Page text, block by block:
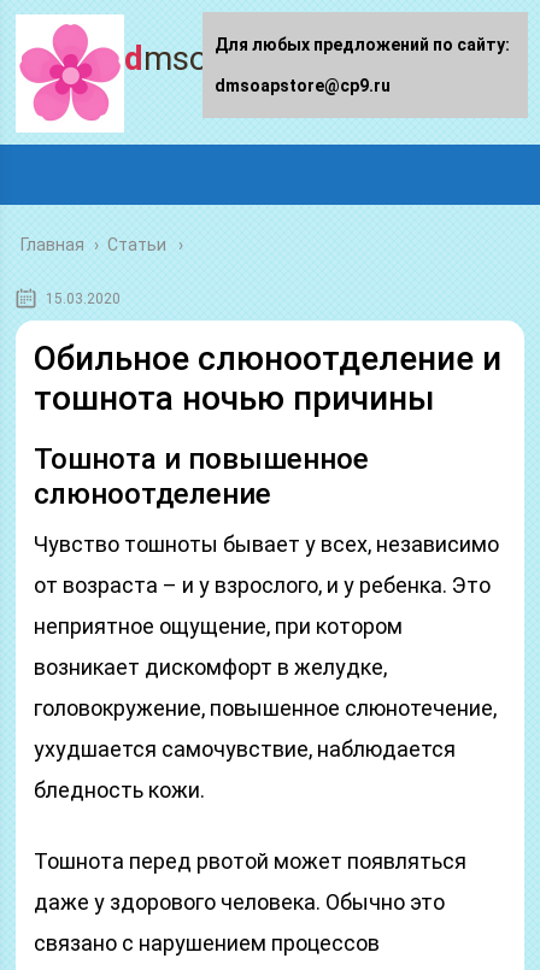
dmsoapstore.ru
Главная › Статьи
15.03.2020
Обильное слюноотделение и
тошнота ночью причины
Тошнота и повышенное
слюноотделение
Чувство тошноты бывает у всех, независимо
от возраста – и у взрослого, и у ребенка. Это
неприятное ощущение, при котором
возникает дискомфорт в желудке,
головокружение, повышенное слюнотечение,
ухудшается самочувствие, наблюдается
бледность кожи.
Тошнота перед рвотой может появляться
даже у здорового человека. Обычно это
связано с нарушением процессов
Для любых предложений по сайту:
dmsoapstore@cp9.ru